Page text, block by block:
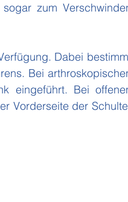
zum
Dabei
Bei
eingeführt. Bei
Vorderseite der